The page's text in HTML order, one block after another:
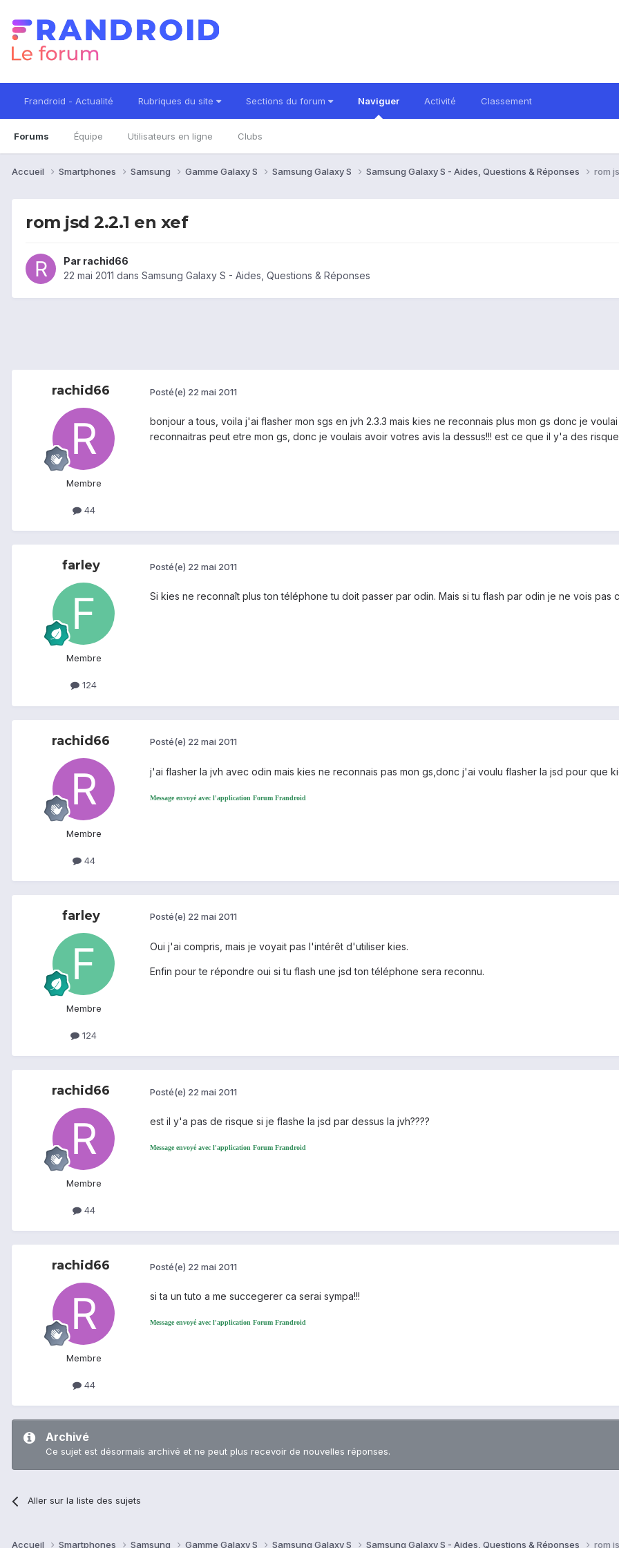
Frandroid - Actualité Rubriques du site Sections du forum Naviguer
Forums Équipe Utilisateurs en ligne Clubs
Activité Classement
Accueil Smartphones Samsung Gamme Galaxy S Samsung Galaxy S Samsung Galaxy S - Aides, Questions & Réponses rom
rom jsd 2.2.1 en xef
Par rachid66
22 mai 2011 dans Samsung Galaxy S - Aides, Questions & Réponses
rachid66
Membre
44
Posté(e) 22 mai 2011
bonjour a tous, voila j'ai flasher mon sgs en jvh 2.3.3 mais kies ne reconnais plus mon gs donc je
reconnaitras peut etre mon gs, donc je voulais avoir votres avis la dessus!!! est ce que il y'a des
farley
Membre
124
Posté(e) 22 mai 2011
Si kies ne reconnaît plus ton téléphone tu doit passer par odin. Mais si tu flash par odin je ne vois
rachid66
Membre
44
Posté(e) 22 mai 2011
j'ai flasher la jvh avec odin mais kies ne reconnais pas mon gs,donc j'ai voulu flasher la jsd pour que
Message envoyé avec l'application Forum Frandroid
farley
Membre
124
Posté(e) 22 mai 2011
Oui j'ai compris, mais je voyait pas l'intérêt d'utiliser kies.
Enfin pour te répondre oui si tu flash une jsd ton téléphone sera reconnu.
rachid66
Membre
44
Posté(e) 22 mai 2011
est il y'a pas de risque si je flashe la jsd par dessus la jvh????
Message envoyé avec l'application Forum Frandroid
rachid66
Membre
44
Posté(e) 22 mai 2011
si ta un tuto a me succegerer ca serai sympa!!!
Message envoyé avec l'application Forum Frandroid
Archivé
Ce sujet est désormais archivé et ne peut plus recevoir de nouvelles réponses.
Aller sur la liste des sujets
Accueil Smartphones Samsung Gamme Galaxy S Samsung Galaxy S Samsung Galaxy S - Aides, Questions & Réponses rom